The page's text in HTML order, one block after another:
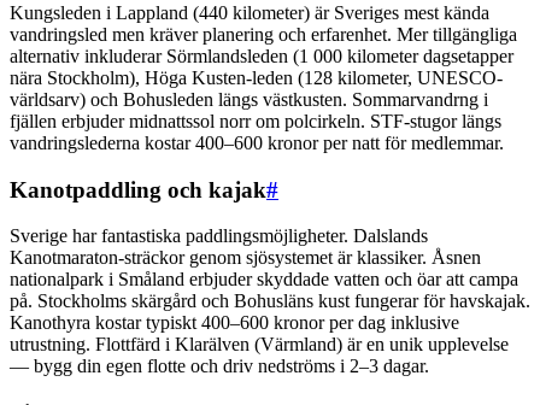
Kungsleden i Lappland (440 kilometer) är Sveriges mest kända
vandringsled men kräver planering och erfarenhet. Mer tillgängliga
alternativ inkluderar Sörmlandsleden (1 000 kilometer dagsetapper
nära Stockholm), Höga Kusten-leden (128 kilometer, UNESCO-
världsarv) och Bohusleden längs västkusten. Sommarvandrng i
fjällen erbjuder midnattssol norr om polcirkeln. STF-stugor längs
vandringslederna kostar 400–600 kronor per natt för medlemmar.
Kanotpaddling och kajak#
Sverige har fantastiska paddlingsmöjligheter. Dalslands
Kanotmaraton-sträckor genom sjösystemet är klassiker. Åsnen
nationalpark i Småland erbjuder skyddade vatten och öar att campa
på. Stockholms skärgård och Bohusläns kust fungerar för havskajak.
Kanothyra kostar typiskt 400–600 kronor per dag inklusive
utrustning. Flottfärd i Klarälven (Värmland) är en unik upplevelse
— bygg din egen flotte och driv nedströms i 2–3 dagar.